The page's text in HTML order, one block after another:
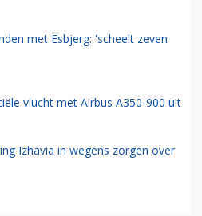
met Esbjerg: 'scheelt zeven
vlucht met Airbus A350-900 uit
Izhavia in wegens zorgen over